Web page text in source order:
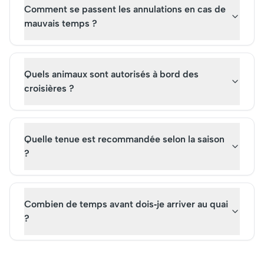
Comment se passent les annulations en cas de
mauvais temps ?
Quels animaux sont autorisés à bord des
croisières ?
Quelle tenue est recommandée selon la saison
?
Combien de temps avant dois‑je arriver au quai
?